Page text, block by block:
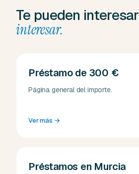
Te pueden interesar
interesar.
Préstamo de 300 €
Página general del importe.
Ver más →
Préstamos en Murcia